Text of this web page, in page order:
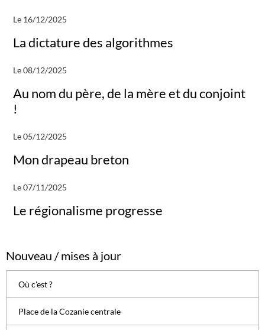
Le 16/12/2025
La dictature des algorithmes
Le 08/12/2025
Au nom du père, de la mère et du conjoint
!
Le 05/12/2025
Mon drapeau breton
Le 07/11/2025
Le régionalisme progresse
Nouveau / mises à jour
Où c'est ?
Place de la Cozanie centrale